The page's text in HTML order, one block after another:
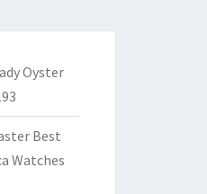
Oyster
Best
Watches